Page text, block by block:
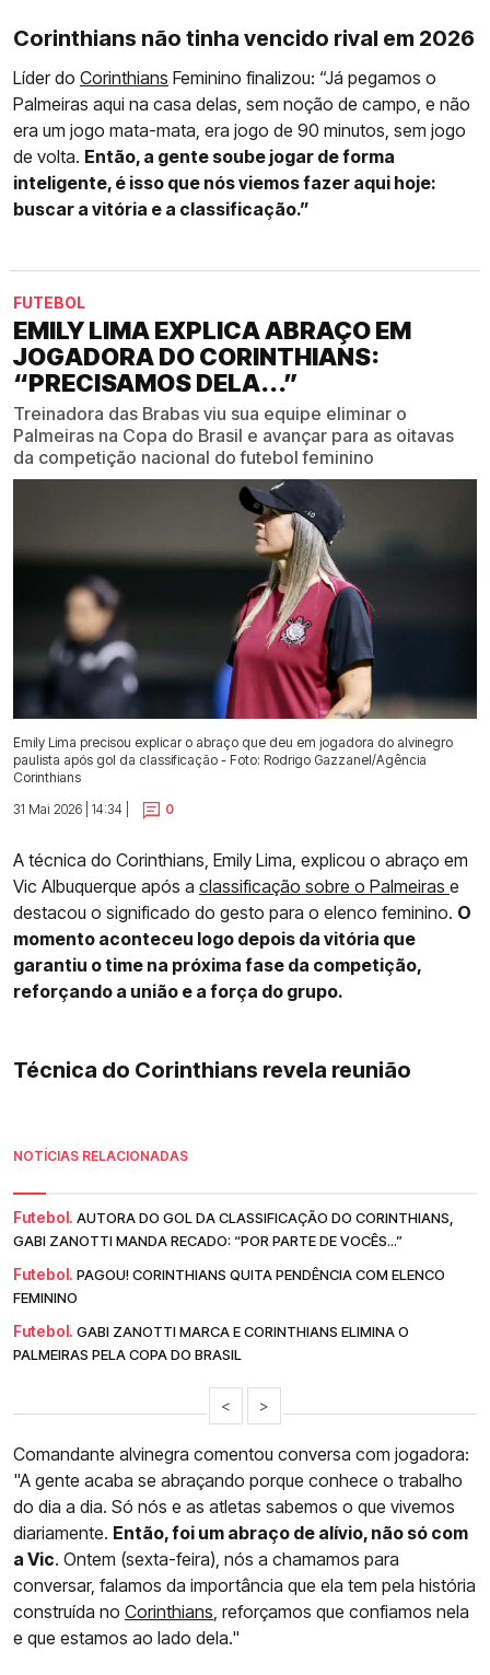
Corinthians não tinha vencido rival em 2026
Líder do Corinthians Feminino finalizou: “Já pegamos o
Palmeiras aqui na casa delas, sem noção de campo, e não
era um jogo mata-mata, era jogo de 90 minutos, sem jogo
de volta. Então, a gente soube jogar de forma
inteligente, é isso que nós viemos fazer aqui hoje:
buscar a vitória e a classificação.”
FUTEBOL
EMILY LIMA EXPLICA ABRAÇO EM
JOGADORA DO CORINTHIANS:
“PRECISAMOS DELA...”
Treinadora das Brabas viu sua equipe eliminar o
Palmeiras na Copa do Brasil e avançar para as oitavas
da competição nacional do futebol feminino
Emily Lima precisou explicar o abraço que deu em jogadora do alvinegro
paulista após gol da classificação - Foto: Rodrigo Gazzanel/Agência
Corinthians
31 Mai 2026 | 14:34 |
0
A técnica do Corinthians, Emily Lima, explicou o abraço em
Vic Albuquerque após a classificação sobre o Palmeiras e
destacou o significado do gesto para o elenco feminino. O
momento aconteceu logo depois da vitória que
garantiu o time na próxima fase da competição,
reforçando a união e a força do grupo.
Técnica do Corinthians revela reunião
NOTÍCIAS RELACIONADAS
Futebol. AUTORA DO GOL DA CLASSIFICAÇÃO DO CORINTHIANS,
GABI ZANOTTI MANDA RECADO: “POR PARTE DE VOCÊS...”
Futebol. PAGOU! CORINTHIANS QUITA PENDÊNCIA COM ELENCO
FEMININO
Futebol. GABI ZANOTTI MARCA E CORINTHIANS ELIMINA O
PALMEIRAS PELA COPA DO BRASIL
< >
Comandante alvinegra comentou conversa com jogadora:
"A gente acaba se abraçando porque conhece o trabalho
do dia a dia. Só nós e as atletas sabemos o que vivemos
diariamente. Então, foi um abraço de alívio, não só com
a Vic. Ontem (sexta-feira), nós a chamamos para
conversar, falamos da importância que ela tem pela história
construída no Corinthians , reforçamos que confiamos nela
e que estamos ao lado dela."